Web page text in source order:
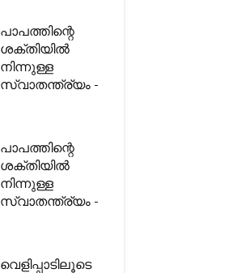
പാപത്തിന്റെ
ശക്തിയിൽ
നിന്നുള്ള
സ്വാതന്ത്ര്യം -
പാപത്തിന്റെ
ശക്തിയിൽ
നിന്നുള്ള
സ്വാതന്ത്ര്യം -
വെളിപ്പാടിലൂടെ